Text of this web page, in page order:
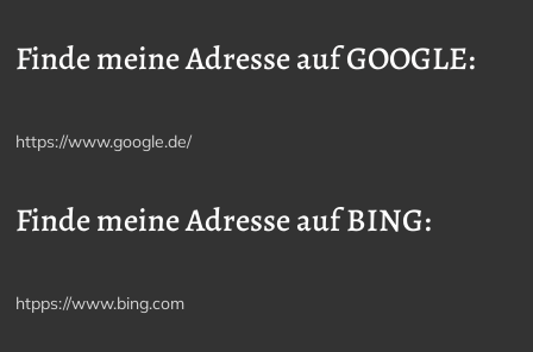
Finde meine Adresse auf GOOGLE:
https://www.google.de/
Finde meine Adresse auf BING:
htpps://www.bing.com